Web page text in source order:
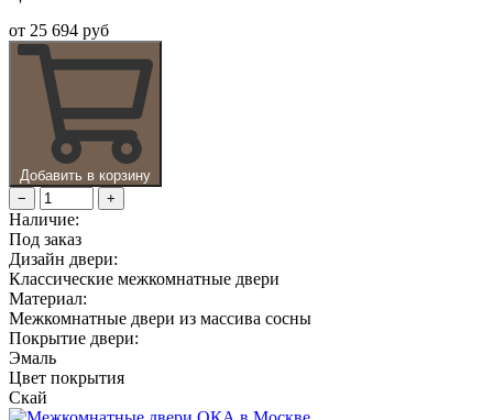
от 25 694 руб
Добавить в корзину
−
+
Наличие:
Под заказ
Дизайн двери:
Классические межкомнатные двери
Материал:
Межкомнатные двери из массива сосны
Покрытие двери:
Эмаль
Цвет покрытия
Скай